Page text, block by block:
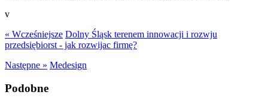
v
« Wcześniejsze Dolny Śląsk terenem innowacji i rozwju
przedsiębiorst - jak rozwijac firmę?
Następne » Medesign
Podobne